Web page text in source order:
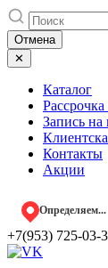
Skip
to
content
Отмена
✕
Каталог
Запись на
Контакты
Акции
Определяем...
+7(953) 725-03-